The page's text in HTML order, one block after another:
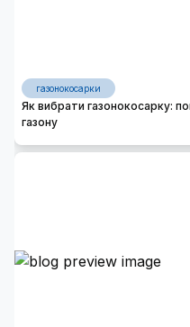
газонокосарки
Як вибрати газонокосарку:
газону